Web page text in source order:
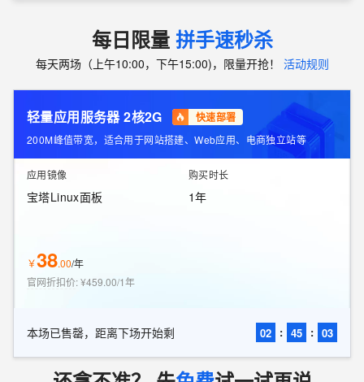
每日限量 拼手速秒杀
每天两场（上午10:00，下午15:00)，限量开抢！ 活动规则
轻量应用服务器 2核2G 快速部署
200M峰值带宽，适合用于网站搭建、Web应用、电商独立站等
应用镜像
宝塔Linux面板
购买时长
1年
￥38.00/年
官网折扣价:¥459.00/1年
本场已售罄，距离下场开始剩 02 : 45 : 01